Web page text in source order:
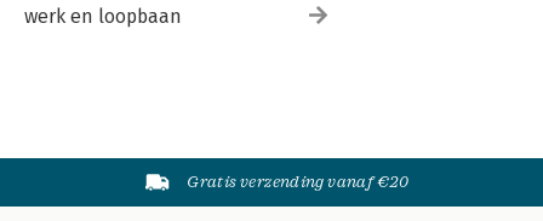
werk en loopbaan
Gratis verzending vanaf €20